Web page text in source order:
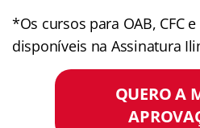
*Os cursos para OAB, CFC
disponíveis na Assinatura
QUERO A